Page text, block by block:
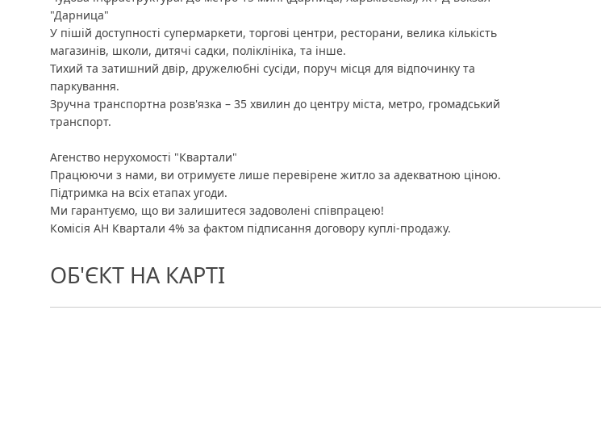
"Дарница"
У пішій доступності супермаркети, торгові центри, ресторани, велика кількість
магазинів, школи, дитячі садки, поліклініка, та інше.
Тихий та затишний двір, дружелюбні сусіди, поруч місця для відпочинку та
паркування.
Зручна транспортна розв'язка – 35 хвилин до центру міста, метро, громадський
транспорт.
Агенство нерухомості "Квартали"
Працюючи з нами, ви отримуєте лише перевірене житло за адекватною ціною.
Підтримка на всіх етапах угоди.
Ми гарантуємо, що ви залишитеся задоволені співпрацею!
Комісія АН Квартали 4% за фактом підписання договору куплі-продажу.
ОБ'ЄКТ НА КАРТІ